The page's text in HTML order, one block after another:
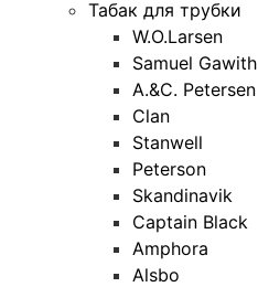
Табак для трубки
W.O.Larsen
Samuel Gawith
A.&C. Petersen
Clan
Stanwell
Peterson
Skandinavik
Captain Black
Amphora
Alsbo